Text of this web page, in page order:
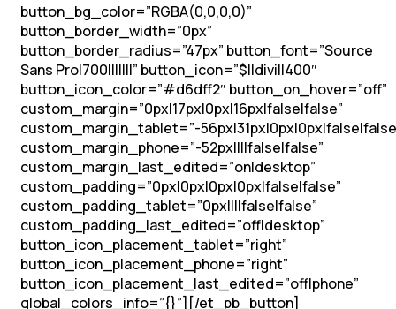
button_bg_color=”RGBA(0,0,0,0)”
button_border_width=”0px”
button_border_radius=”47px” button_font=”Source
Sans Pro|700|||||||” button_icon=”$||divi||400″
button_icon_color=”#d6dff2″ button_on_hover=”off”
custom_margin=”0px|17px|0px|16px|false|false”
custom_margin_tablet=”-
custom_margin_phone=”-52px||||false|false”
custom_margin_last_edited=”on|desktop”
custom_padding=”0px|0px|0px|0px|false|false”
custom_padding_tablet=”0px||||false|false”
custom_padding_last_edited=”off|desktop”
button_icon_placement_tablet=”right”
button_icon_placement_phone=”right”
button_icon_placement_last_edited=”off|phone”
global_colors_info=”{}”][/et_pb_button]